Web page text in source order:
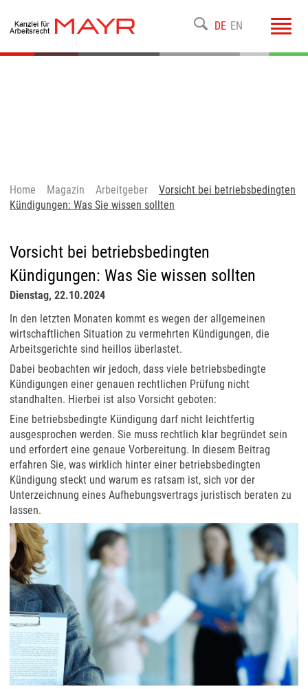
DE EN
Home Magazin Arbeitgeber
Vorsicht bei betriebsbedingten
Kündigungen: Was Sie wissen sollten
Vorsicht bei betriebsbedingten
Kündigungen: Was Sie wissen sollten
Dienstag, 22.10.2024
In den letzten Monaten kommt es wegen der allgemeinen
wirtschaftlichen Situation zu vermehrten Kündigungen, die
Arbeitsgerichte sind heillos überlastet.
Dabei beobachten wir jedoch, dass viele betriebsbedingte
Kündigungen einer genauen rechtlichen Prüfung nicht
standhalten. Hierbei ist also Vorsicht geboten:
Eine betriebsbedingte Kündigung darf nicht leichtfertig
ausgesprochen werden. Sie muss rechtlich klar begründet sein
und erfordert eine genaue Vorbereitung. In diesem Beitrag
erfahren Sie, was wirklich hinter einer betriebsbedingten
Kündigung steckt und warum es ratsam ist, sich vor der
Unterzeichnung eines Aufhebungsvertrags juristisch beraten zu
lassen.